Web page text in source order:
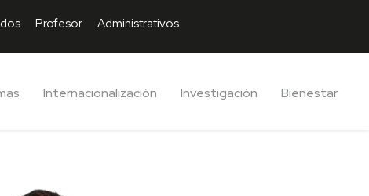
Profesor Administrativos
Internacionalización Investigación Bienestar